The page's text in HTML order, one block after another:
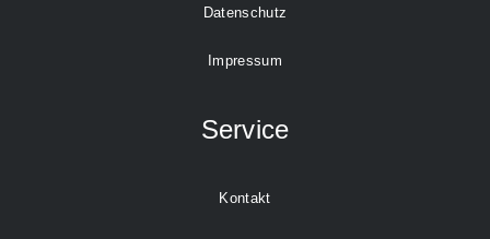
Datenschutz
Impressum
Service
Kontakt